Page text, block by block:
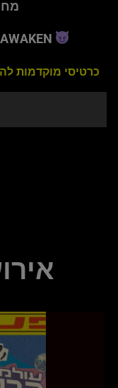
כרטיסי מוקדמות